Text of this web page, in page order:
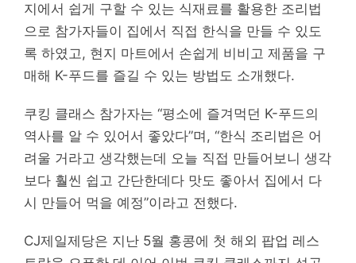
지에서 쉽게 구할 수 있는 식재료를 활용한 조리법
으로 참가자들이 집에서 직접 한식을 만들 수 있도
록 하였고, 현지 마트에서 손쉽게 비비고 제품을 구
매해 K-푸드를 즐길 수 있는 방법도 소개했다.
쿠킹 클래스 참가자는 “평소에 즐겨먹던 K-푸드의
역사를 알 수 있어서 좋았다”며, “한식 조리법은 어
려울 거라고 생각했는데 오늘 직접 만들어보니 생각
보다 훨씬 쉽고 간단한데다 맛도 좋아서 집에서 다
시 만들어 먹을 예정”이라고 전했다.
CJ제일제당은 지난 5월 홍콩에 첫 해외 팝업 레스